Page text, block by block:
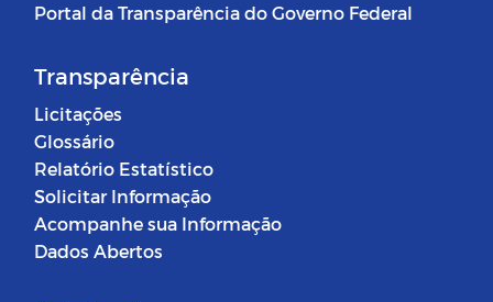
Portal da Transparência do Governo Federal
Transparência
Licitações
Glossário
Relatório Estatístico
Solicitar Informação
Acompanhe sua Informação
Dados Abertos